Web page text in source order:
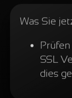
Was Sie
SSL
dies